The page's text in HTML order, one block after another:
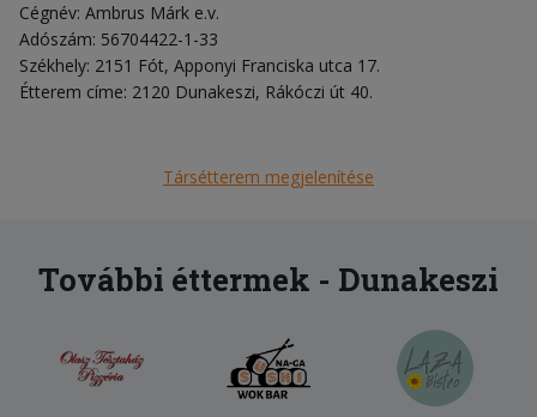
Cégnév: Ambrus Márk e.v.
Adószám: 56704422-1-33
Székhely: 2151 Fót, Apponyi Franciska utca 17.
Étterem címe: 2120 Dunakeszi, Rákóczi út 40.
Társétterem megjelenítése
További éttermek - Dunakeszi